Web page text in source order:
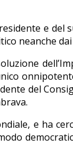
e del
neanche
del
e ha